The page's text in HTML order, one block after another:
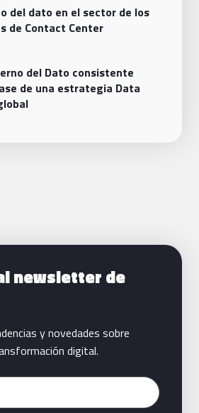
del dato en el sector de los
de Contact Center
del Dato consistente
de una estrategia Data
con Bluetab
newsletter de
y novedades sobre
digital.